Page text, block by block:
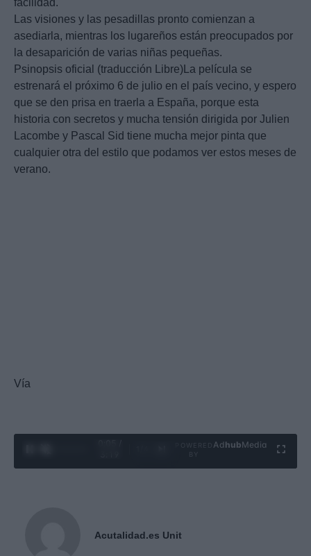
facilidad.
Las visiones y las pesadillas pronto comienzan a
asediarla, mientras los lugareños están preocupados por
la desaparición de varias niñas pequeñas.
Psinopsis oficial (traducción Libre)La película se
estrenará el próximo 6 de julio en el país vecino, y espero
que se den prisa en traerla a España, porque esta
historia con secretos y mucha tensión dirigida por Julien
Lacombe y Pascal Sid tiene mucha mejor pinta que
cualquier otra del estilo que podamos ver estos meses de
verano.
Vía
Ad hubMedia
Acutalidad.es Unit